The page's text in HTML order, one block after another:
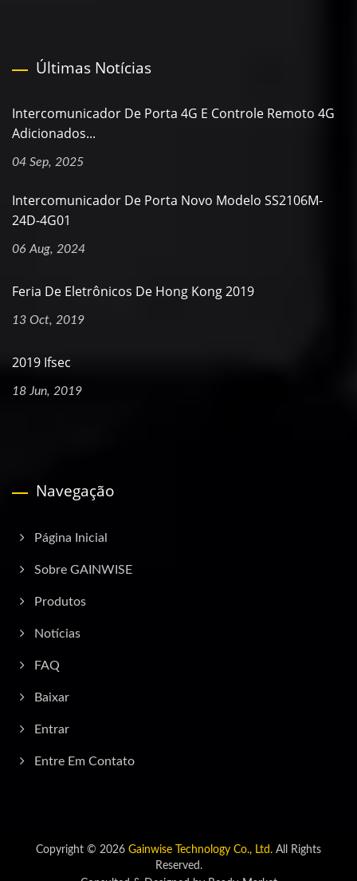
Últimas Notícias
Intercomunicador De Porta 4G E Controle Remoto 4G
Adicionados...
04 Sep, 2025
Intercomunicador De Porta Novo Modelo SS2106M-
24D-4G01
06 Aug, 2024
Feria De Eletrônicos De Hong Kong 2019
13 Oct, 2019
2019 Ifsec
18 Jun, 2019
Navegação
Página Inicial
Sobre GAINWISE
Produtos
Notícias
FAQ
Baixar
Entrar
Entre Em Contato
Copyright © 2026 Gainwise Technology Co., Ltd. All Rights
Reserved.